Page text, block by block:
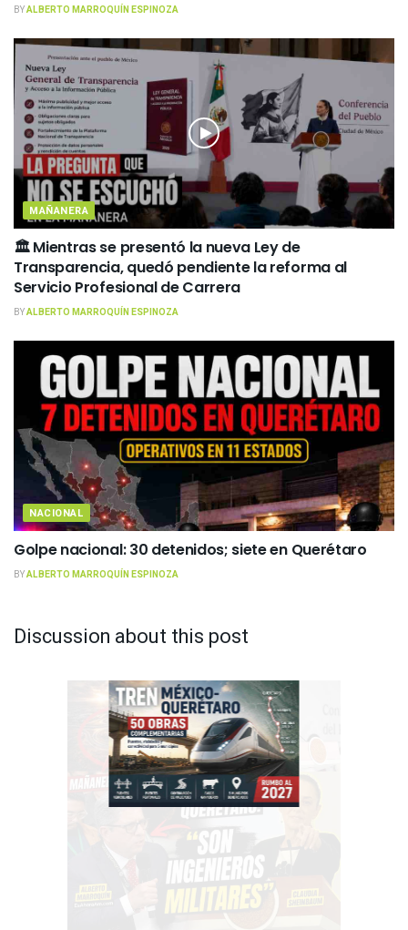
BYALBERTO MARROQUÍN ESPINOZA
MAÑANERA
🏛️ Mientras se presentó la nueva Ley de
Transparencia, quedó pendiente la reforma al
Servicio Profesional de Carrera
BYALBERTO MARROQUÍN ESPINOZA
NACIONAL
Golpe nacional: 30 detenidos; siete en Querétaro
BYALBERTO MARROQUÍN ESPINOZA
Discussion about this post